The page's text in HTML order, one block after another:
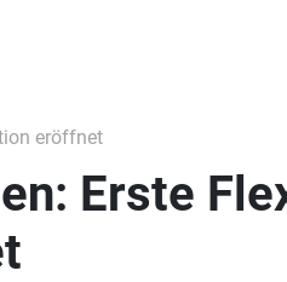
eröffnet
Erste